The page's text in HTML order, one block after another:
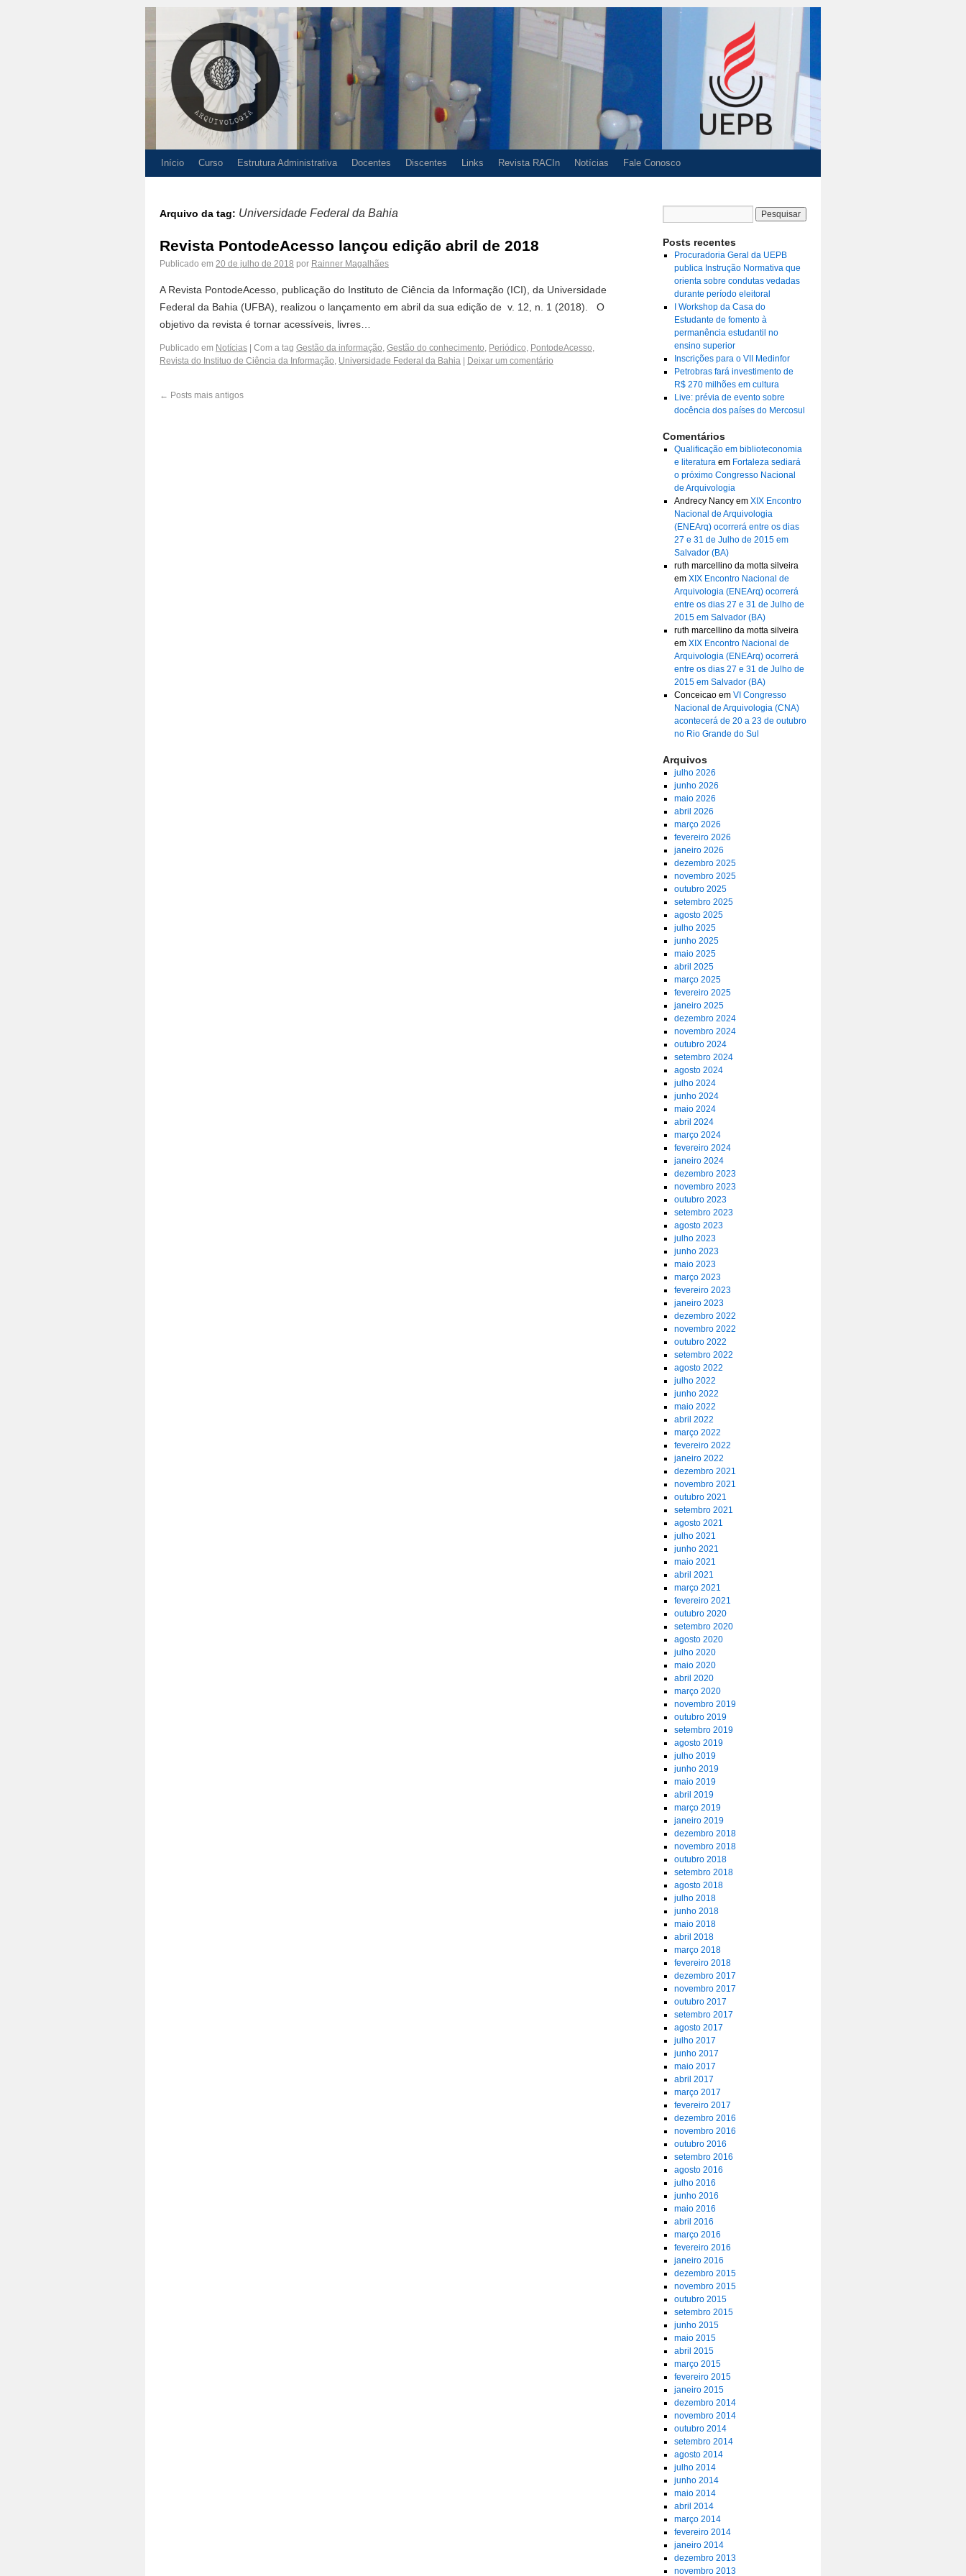
Início Curso Estrutura Administrativa Docentes Discentes Links Revista RACIn Notícias Fale Conosco
Arquivo da tag: Universidade Federal da Bahia
Revista PontodeAcesso lançou edição abril de 2018
Publicado em 20 de julho de 2018 por Rainner Magalhães
A Revista PontodeAcesso, publicação do Instituto de Ciência da Informação (ICI), da Universidade
Federal da Bahia (UFBA), realizou o lançamento em abril da sua edição de v. 12, n. 1 (2018). O
objetivo da revista é tornar acessíveis, livres…
Publicado em Notícias Com a tag Gestão da informação, Gestão do conhecimento, Periódico, PontodeAcesso,
Revista do Instituo de Ciência da Informação, Universidade Federal da Bahia Deixar um comentário
← Posts mais antigos
Posts recentes
Procuradoria Geral da UEPB
publica Instrução Normativa que
orienta sobre condutas vedadas
durante período eleitoral
I Workshop da Casa do
Estudante de fomento à
permanência estudantil no
ensino superior
Inscrições para o VII Medinfor
Petrobras fará investimento de
R$ 270 milhões em cultura
Live: prévia de evento sobre
docência dos países do Mercosul
Comentários
Qualificação em biblioteconomia
e literaturaem Fortaleza sediará
o próximo Congresso Nacional
de Arquivologia
Andrecy Nancyem XIX Encontro
Nacional de Arquivologia
(ENEArq) ocorrerá entre os dias
27 e 31 de Julho de 2015 em
Salvador (BA)
ruth marcellino da motta silveira
em XIX Encontro Nacional de
Arquivologia (ENEArq) ocorrerá
entre os dias 27 e 31 de Julho de
2015 em Salvador (BA)
ruth marcellino da motta silveira
em XIX Encontro Nacional de
Arquivologia (ENEArq) ocorrerá
entre os dias 27 e 31 de Julho de
2015 em Salvador (BA)
Conceicaoem VI Congresso
Nacional de Arquivologia (CNA)
acontecerá de 20 a 23 de outubro
no Rio Grande do Sul
Arquivos
julho 2026
junho 2026
maio 2026
abril 2026
março 2026
fevereiro 2026
janeiro 2026
dezembro 2025
novembro 2025
outubro 2025
setembro 2025
agosto 2025
julho 2025
junho 2025
maio 2025
abril 2025
março 2025
fevereiro 2025
janeiro 2025
dezembro 2024
novembro 2024
outubro 2024
setembro 2024
agosto 2024
julho 2024
junho 2024
maio 2024
abril 2024
março 2024
fevereiro 2024
janeiro 2024
dezembro 2023
novembro 2023
outubro 2023
setembro 2023
agosto 2023
julho 2023
junho 2023
maio 2023
março 2023
fevereiro 2023
janeiro 2023
dezembro 2022
novembro 2022
outubro 2022
setembro 2022
agosto 2022
julho 2022
junho 2022
maio 2022
abril 2022
março 2022
fevereiro 2022
janeiro 2022
dezembro 2021
novembro 2021
outubro 2021
setembro 2021
agosto 2021
julho 2021
junho 2021
maio 2021
abril 2021
março 2021
fevereiro 2021
outubro 2020
setembro 2020
agosto 2020
julho 2020
maio 2020
abril 2020
março 2020
novembro 2019
outubro 2019
setembro 2019
agosto 2019
julho 2019
junho 2019
maio 2019
abril 2019
março 2019
janeiro 2019
dezembro 2018
novembro 2018
outubro 2018
setembro 2018
agosto 2018
julho 2018
junho 2018
maio 2018
abril 2018
março 2018
fevereiro 2018
dezembro 2017
novembro 2017
outubro 2017
setembro 2017
agosto 2017
julho 2017
junho 2017
maio 2017
abril 2017
março 2017
fevereiro 2017
dezembro 2016
novembro 2016
outubro 2016
setembro 2016
agosto 2016
julho 2016
junho 2016
maio 2016
abril 2016
março 2016
fevereiro 2016
janeiro 2016
dezembro 2015
novembro 2015
outubro 2015
setembro 2015
junho 2015
maio 2015
abril 2015
março 2015
fevereiro 2015
janeiro 2015
dezembro 2014
novembro 2014
outubro 2014
setembro 2014
agosto 2014
julho 2014
junho 2014
maio 2014
abril 2014
março 2014
fevereiro 2014
janeiro 2014
dezembro 2013
novembro 2013